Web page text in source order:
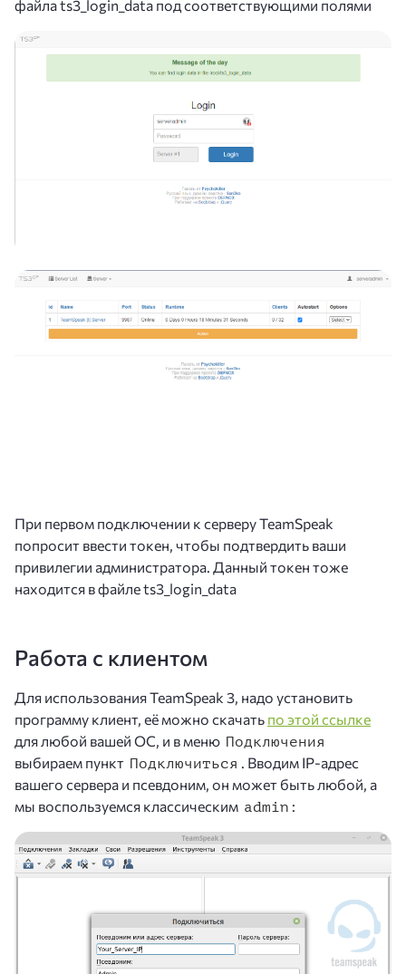
файла ts3_login_data под соответствующими полями
При первом подключении к серверу TeamSpeak
попросит ввести токен, чтобы подтвердить ваши
привилегии администратора. Данный токен тоже
находится в файле ts3_login_data
Работа с клиентом
Для использования TeamSpeak 3, надо установить
программу клиент, её можно скачать по этой ссылке
для любой вашей ОС, и в меню Подключения
выбираем пункт Подключиться
. Вводим IP-адрес
вашего сервера и псевдоним, он может быть любой, а
мы воспользуемся классическим admin :